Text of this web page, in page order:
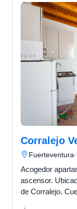
Corralejo
Fuerteventura·
Acogedor
ascensor.
de Corralejo.